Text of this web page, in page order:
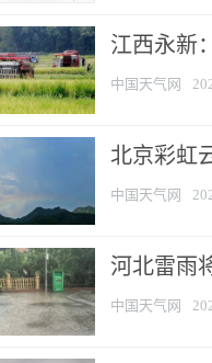
江西永新
中国天气网
北京彩虹
中国天气网
河北雷雨
中国天气网